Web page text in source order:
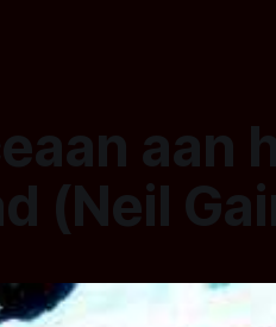
aan
(Neil